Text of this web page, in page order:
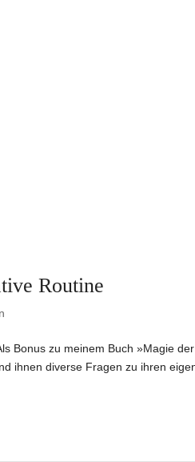
Routine
Bonus zu meinem Buch »Magie der
ihnen diverse Fragen zu ihren